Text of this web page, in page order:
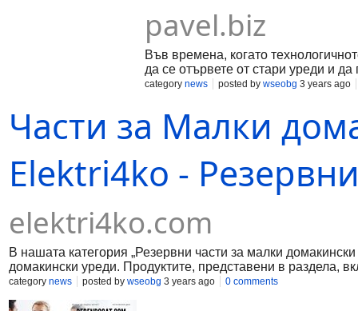
pavel.biz
Във времена, когато
да се отървете от стари уреди и
няколко причини да се запитате
category news posted by wseobg 3 years ago
Части за Малки
Elektri4ko -
elektri4ko.com
В нашата категория „Резервни части за малки
домакински уреди. Продуктите, представени в раздела,
домакински уреди“ може да намерите качествени части,
category news posted by wseobg 3 years ago 0 comments